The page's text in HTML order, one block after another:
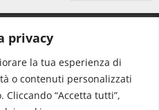
privacy
la tua esperienza di
o contenuti personalizzati
“Accetta tutti”,